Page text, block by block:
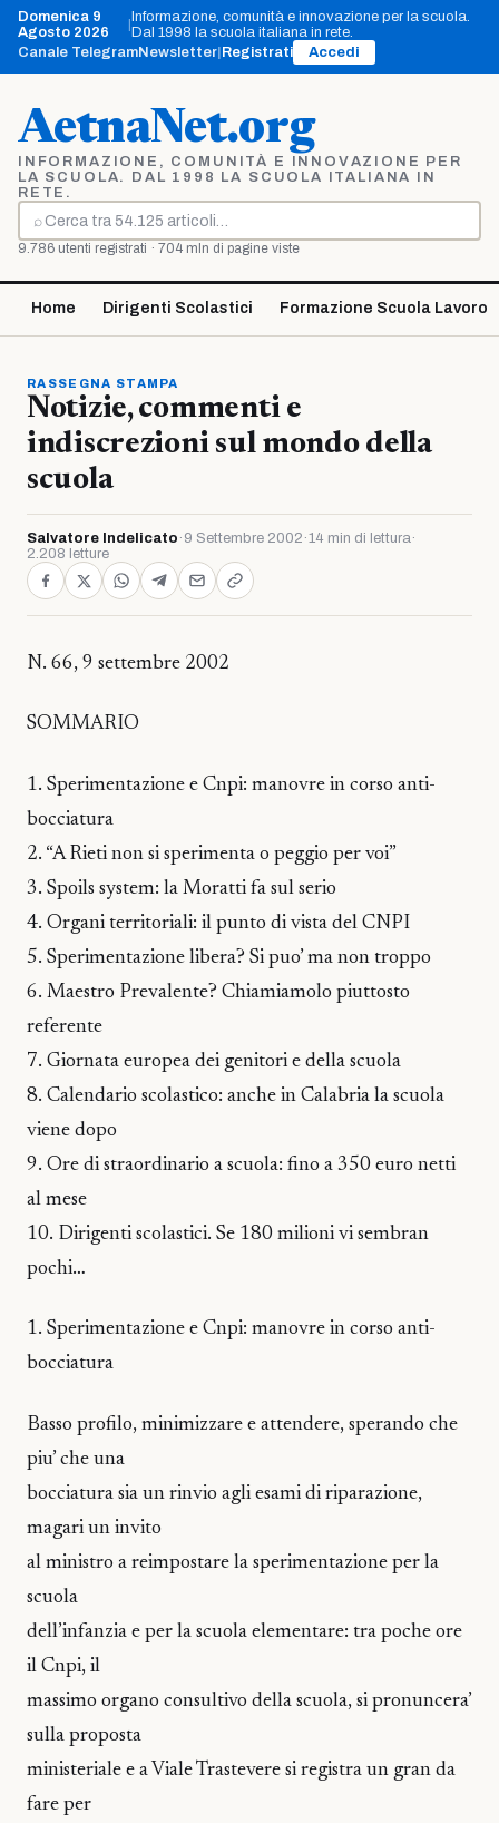
Vai
contenuto
Domenica 9
Agosto 2026
|Informazione, comunità e innovazione per la scuola.
Dal 1998 la scuola italiana in rete.
Canale TelegramNewsletter Registrati Accedi
AetnaNet.org
INFORMAZIONE, COMUNITÀ E INNOVAZIONE PER
LA SCUOLA. DAL 1998 LA SCUOLA ITALIANA IN
RETE.
⌕
Cerca
9.786 utenti registrati · 704 mln di pagine viste
Home Dirigenti Scolastici Formazione Scuola Lavoro
RASSEGNA STAMPA
Notizie, commenti e
indiscrezioni sul mondo della
scuola
Salvatore Indelicato · 9 Settembre 2002 ·14 min di lettura·
2.208 letture
N. 66, 9 settembre 2002
SOMMARIO
1. Sperimentazione e Cnpi: manovre in corso anti-
bocciatura
2. “A Rieti non si sperimenta o peggio per voi”
3. Spoils system: la Moratti fa sul serio
4. Organi territoriali: il punto di vista del CNPI
5. Sperimentazione libera? Si puo’ ma non troppo
6. Maestro Prevalente? Chiamiamolo piuttosto
referente
7. Giornata europea dei genitori e della scuola
8. Calendario scolastico: anche in Calabria la scuola
viene dopo
9. Ore di straordinario a scuola: fino a 350 euro netti
al mese
10. Dirigenti scolastici. Se 180 milioni vi sembran
pochi…
1. Sperimentazione e Cnpi: manovre in corso anti-
bocciatura
Basso profilo, minimizzare e attendere, sperando che
piu’ che una
bocciatura sia un rinvio agli esami di riparazione,
magari un invito
al ministro a reimpostare la sperimentazione per la
scuola
dell’infanzia e per la scuola elementare: tra poche ore
il Cnpi, il
massimo organo consultivo della scuola, si pronuncera’
sulla proposta
ministeriale e a Viale Trastevere si registra un gran da
fare per